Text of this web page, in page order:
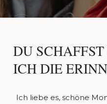
DU
ICH DIE
Ich liebe es, schöne